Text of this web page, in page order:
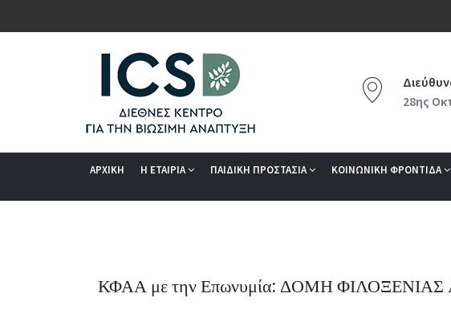
28ης
ΑΡΧΙΚΗ Η ΕΤΑΙΡΙΑ ΠΑΙΔΙΚΗ ΠΡΟΣΤΑΣΙΑ ΚΟΙΝΩΝΙΚΗ ΦΡΟΝΤΙΔΑ
ΚΦΑΑ με την Επωνυμία: ΔΟΜΗ